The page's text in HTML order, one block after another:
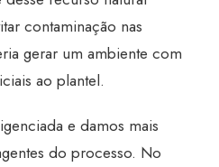
contaminação nas
gerar um ambiente com
ao plantel.
e damos mais
do processo. No